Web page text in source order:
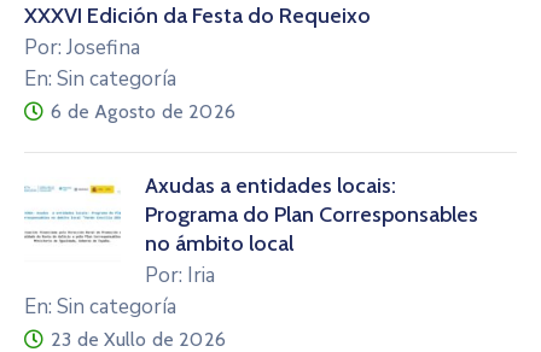
XXXVI Edición da Festa do Requeixo
Por: Josefina
En: Sin categoría
6 de Agosto de 2026
Axudas a entidades locais:
Programa do Plan Corresponsables
no ámbito local
Por: Iria
En: Sin categoría
23 de Xullo de 2026